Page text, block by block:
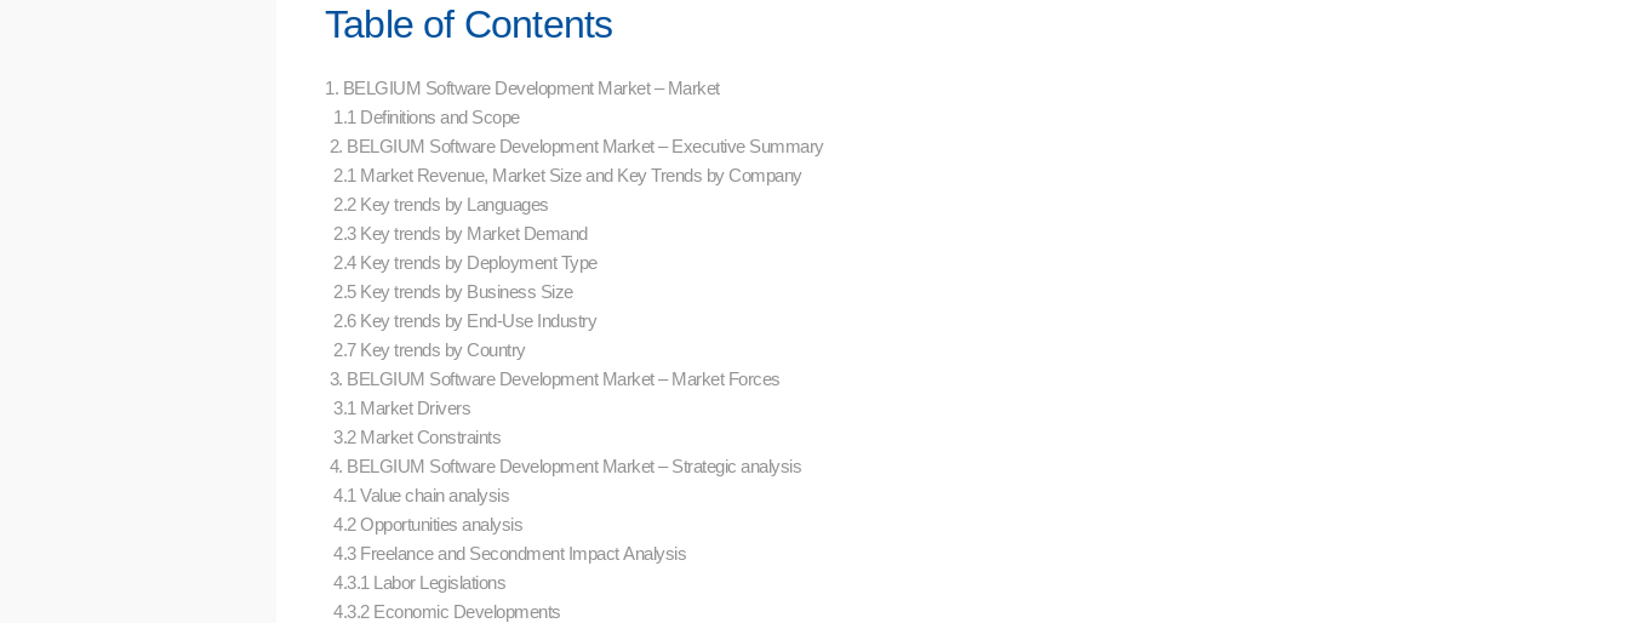
Table of Contents
1. BELGIUM Software Development Market – Market
1.1 Definitions and Scope
2. BELGIUM Software Development Market – Executive Summary
2.1 Market Revenue, Market Size and Key Trends by Company
2.2 Key trends by Languages
2.3 Key trends by Market Demand
2.4 Key trends by Deployment Type
2.5 Key trends by Business Size
2.6 Key trends by End-Use Industry
2.7 Key trends by Country
3. BELGIUM Software Development Market – Market Forces
3.1 Market Drivers
3.2 Market Constraints
4. BELGIUM Software Development Market – Strategic analysis
4.1 Value chain analysis
4.2 Opportunities analysis
4.3 Freelance and Secondment Impact Analysis
4.3.1 Labor Legislations
4.3.2 Economic Developments